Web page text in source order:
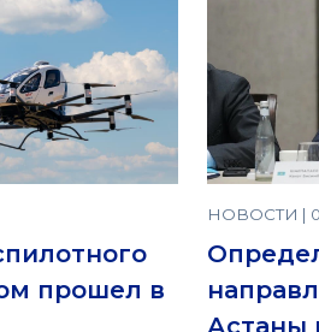
прошел в
НОВОСТИ |